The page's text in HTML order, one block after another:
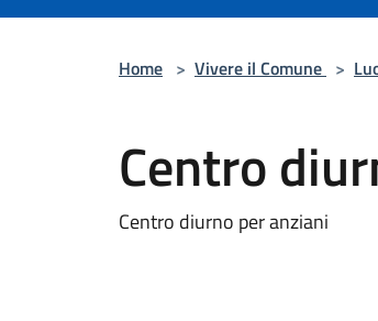
Home > Vivere il Comune >
Centro
Centro diurno per anziani